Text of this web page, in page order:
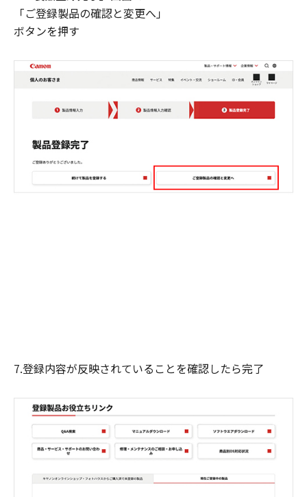
「ご登録製品の確認と変更へ」
ボタンを押す
7.登録内容が反映されていることを確認したら完了